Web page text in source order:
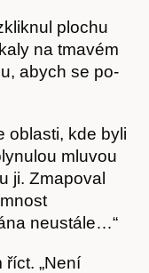
plochu
na tmavém
abych se po­
oblasti, kde byli
mluvou
ji. Zmapoval
neustále…“
„Není